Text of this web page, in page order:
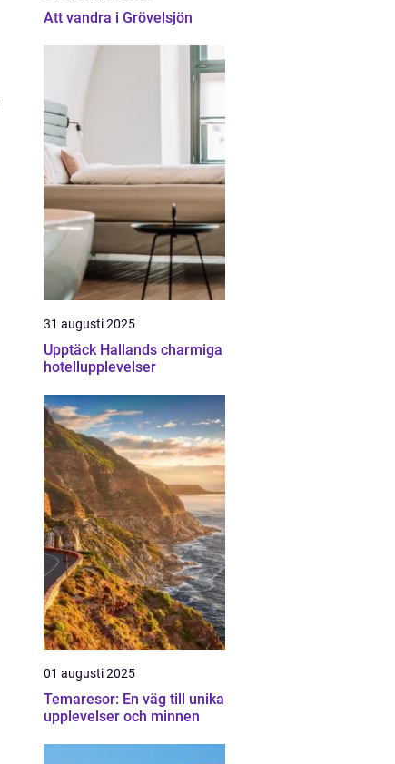
Att vandra i Grövelsjön
31 augusti 2025
Upptäck Hallands charmiga
hotellupplevelser
01 augusti 2025
Temaresor: En väg till unika
upplevelser och minnen